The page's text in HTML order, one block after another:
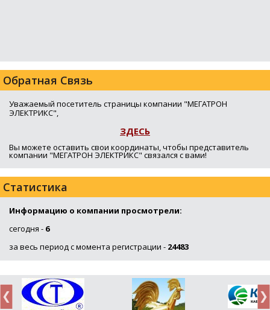
Обратная Связь
Уважаемый посетитель страницы компании "МЕГАТРОН
ЭЛЕКТРИКС",
ЗДЕСЬ
Вы можете оставить свои координаты, чтобы представитель
компании "МЕГАТРОН ЭЛЕКТРИКС" связался с вами!
Статистика
Информацию о компании просмотрели:
сегодня - 6
за весь период с момента регистрации - 24483